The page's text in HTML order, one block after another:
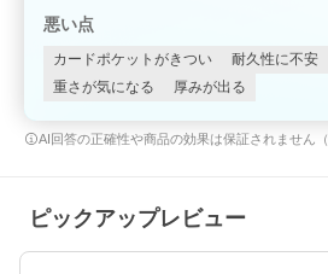
悪い点
カードポケットがきつい 耐久性に不安
重さが気になる
厚みが出る
AI回答の正確性や商品の効果は保証されません（
ピックアップレビュー